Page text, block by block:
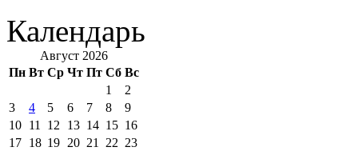
Календарь
Август 2026
Пн Вт Ср Чт Пт Сб Вс
1
2
3
4 5 6 7 8
9
10 11 12 13 14 15 16
17 18 19 20 21 22 23